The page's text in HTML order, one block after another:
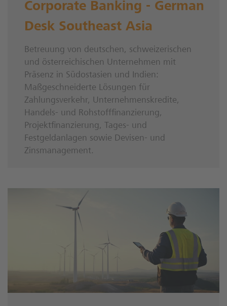
Corporate Banking - German
Desk Southeast Asia
Betreuung von deutschen, schweizerischen
und österreichischen Unternehmen mit
Präsenz in Südostasien und Indien:
Maßgeschneiderte Lösungen für
Zahlungsverkehr, Unternehmenskredite,
Handels- und Rohstofffinanzierung,
Projektfinanzierung, Tages- und
Festgeldanlagen sowie Devisen- und
Zinsmanagement.